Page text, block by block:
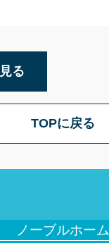
る
TOPに戻る
ノーブルホーム